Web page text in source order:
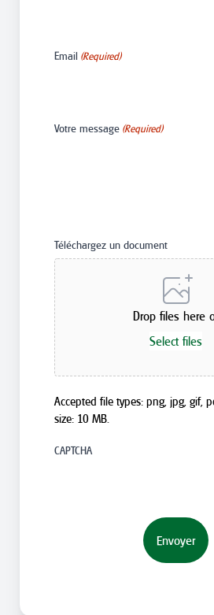
Email (Required)
Votre message (Required)
Téléchargez un document
Drop files here
Select files
Accepted file types: png, jpg, gif,
size: 10 MB.
CAPTCHA